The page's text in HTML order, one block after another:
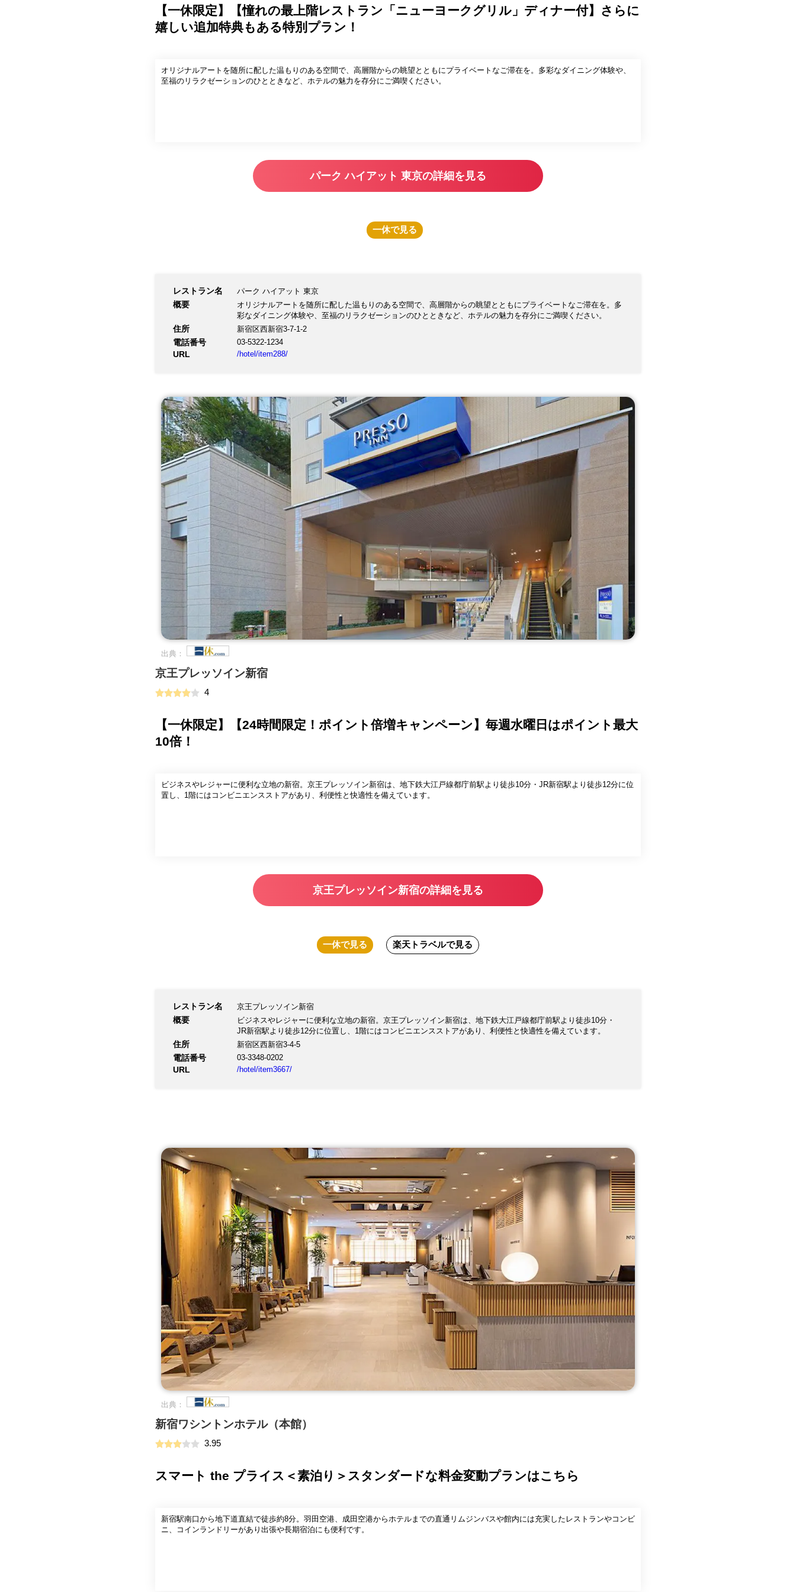
【一休限定】【憧れの最上階レストラン「ニューヨークグリル」ディナー付】さらに
嬉しい追加特典もある特別プラン！
オリジナルアートを随所に配した温もりのある空間で、高層階からの眺望とともにプライベートなご滞在を。多彩なダイニング体験や、
至福のリラクゼーションのひとときなど、ホテルの魅力を存分にご満喫ください。
パーク ハイアット 東京の詳細を見る
一休で見る
レストラン名 パーク ハイアット 東京
概要
オリジナルアートを随所に配した温もりのある空間で、高層階からの眺望とともにプライベートなご滞在を。多
彩なダイニング体験や、至福のリラクゼーションのひとときなど、ホテルの魅力を存分にご満喫ください。
住所 新宿区西新宿3-7-1-2
電話番号 03-5322-1234
URL /hotel/item288/
出典：
京王プレッソイン新宿
4
【一休限定】【24時間限定！ポイント倍増キャンペーン】毎週水曜日はポイント最大
10倍！
ビジネスやレジャーに便利な立地の新宿。京王プレッソイン新宿は、地下鉄大江戸線都庁前駅より徒歩10分・JR新宿駅より徒歩12分に位
置し、1階にはコンビニエンスストアがあり、利便性と快適性を備えています。
京王プレッソイン新宿の詳細を見る
一休で見る 楽天トラベルで見る
レストラン名 京王プレッソイン新宿
概要
ビジネスやレジャーに便利な立地の新宿。京王プレッソイン新宿は、地下鉄大江戸線都庁前駅より徒歩10分・
JR新宿駅より徒歩12分に位置し、1階にはコンビニエンスストアがあり、利便性と快適性を備えています。
住所 新宿区西新宿3-4-5
電話番号 03-3348-0202
URL /hotel/item3667/
出典：
新宿ワシントンホテル（本館）
3.95
スマート the プライス＜素泊り＞スタンダードな料金変動プランはこちら
新宿駅南口から地下道直結で徒歩約8分。羽田空港、成田空港からホテルまでの直通リムジンバスや館内には充実したレストランやコンビ
ニ、コインランドリーがあり出張や長期宿泊にも便利です。